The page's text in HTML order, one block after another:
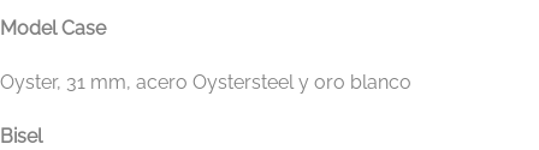
Model Case
Oyster, 31 mm, acero Oystersteel y oro blanco
Bisel